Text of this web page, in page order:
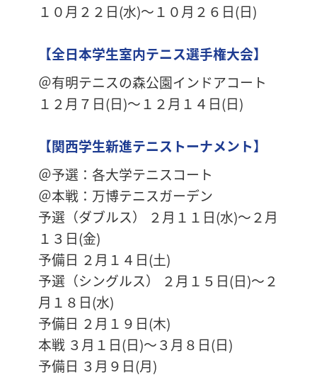
１０月２２日(水)～１０月２６日(日)
【全日本学生室内テニス選手権大会】
＠有明テニスの森公園インドアコート
１２月７日(日)～１２月１４日(日)
【関西学生新進テニストーナメント】
＠予選：各大学テニスコート
＠本戦：万博テニスガーデン
予選（ダブルス） ２月１１日(水)～２月
１３日(金)
予備日 ２月１４日(土)
予選（シングルス） ２月１５日(日)～２
月１８日(水)
予備日 ２月１９日(木)
本戦 ３月１日(日)～３月８日(日)
予備日 ３月９日(月)